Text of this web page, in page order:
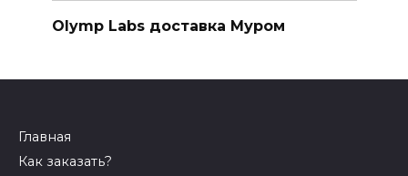
Olymp Labs доставка Муром
Главная
Как заказать?